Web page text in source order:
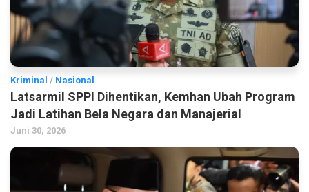
Kriminal / Nasional
Latsarmil SPPI Dihentikan, Kemhan Ubah Program
Jadi Latihan Bela Negara dan Manajerial
Juni 30, 2026